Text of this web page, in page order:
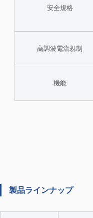
安全規格
高調波電流規制
機能
製品ラインナップ